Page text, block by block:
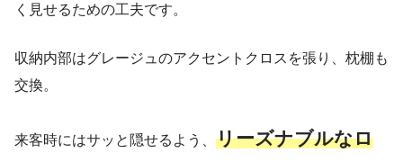
く見せるための工夫です。
収納内部はグレージュのアクセントクロスを張り、枕棚も
交換。
来客時にはサッと隠せるよう、 リーズナブルなロ